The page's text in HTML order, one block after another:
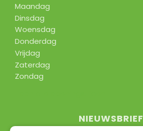
Maandag
Dinsdag
Woensdag
Donderdag
Vrijdag
Zaterdag
Zondag
NIEUWSBRIEF